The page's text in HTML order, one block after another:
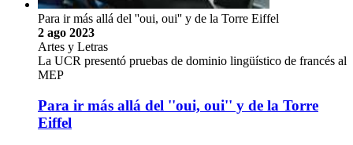
Para ir más allá del ''oui, oui'' y de la Torre Eiffel
2 ago 2023
Artes y Letras
La UCR presentó pruebas de dominio lingüístico de francés al
MEP
Para ir más allá del ''oui, oui'' y de la Torre
Eiffel